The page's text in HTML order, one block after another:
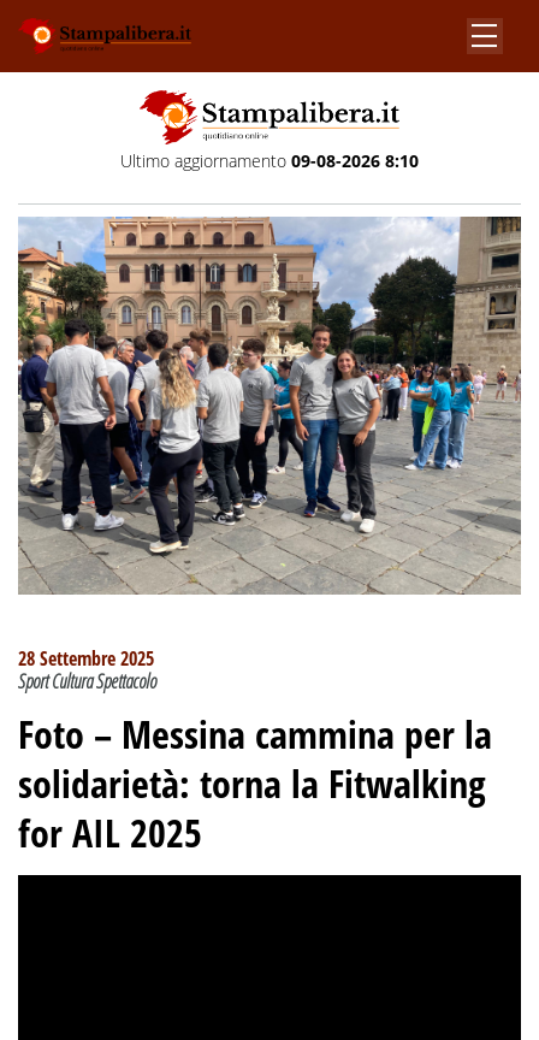
Ultimo aggiornamento 09-08-2026 8:10
28 Settembre 2025
Sport Cultura Spettacolo
Foto – Messina cammina per la
solidarietà: torna la Fitwalking
for AIL 2025